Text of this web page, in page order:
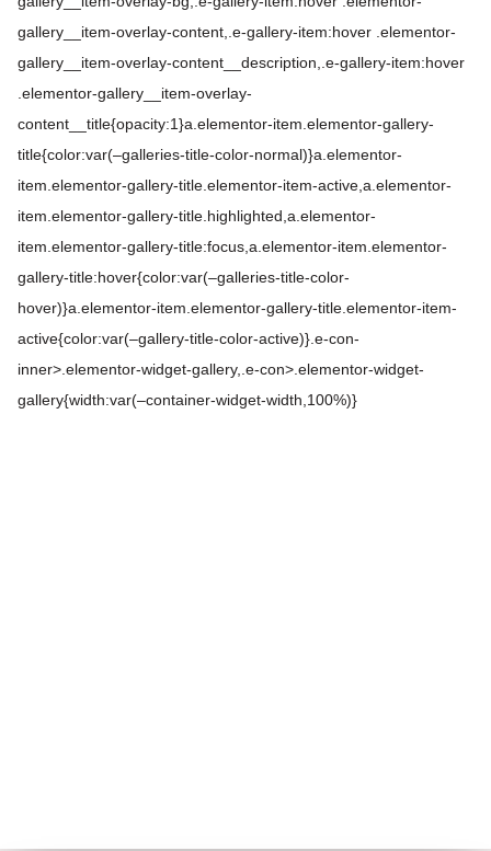
gallery__item-overlay-content,.e-gallery-item:hover .elementor-
gallery__item-overlay-content__description,.e-gallery-item:hover
.elementor-gallery__item-overlay-
content__title{opacity:1}a.elementor-item.elementor-gallery-
title{color:var(–galleries-title-color-normal)}a.elementor-
item.elementor-gallery-title.elementor-item-active,a.elementor-
item.elementor-gallery-title.highlighted,a.elementor-
item.elementor-gallery-title:focus,a.elementor-item.elementor-
gallery-title:hover{color:var(–galleries-title-color-
hover)}a.elementor-item.elementor-gallery-title.elementor-item-
active{color:var(–gallery-title-color-active)}.e-con-
inner>.elementor-widget-gallery,.e-con>.elementor-widget-
gallery{width:var(–container-widget-width,100%)}